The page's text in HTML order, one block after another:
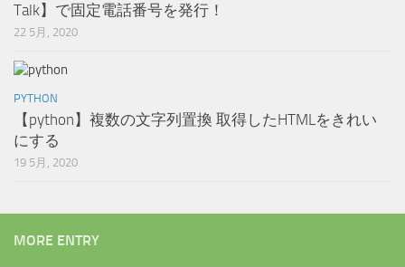
Talk】で固定電話番号を発行！
22 5月, 2020
PYTHON
【python】複数の文字列置換 取得したHTMLをきれい
にする
19 5月, 2020
MORE ENTRY